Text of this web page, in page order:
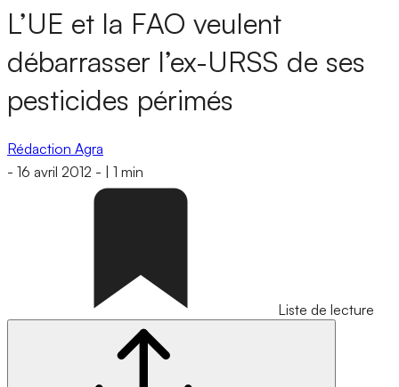
L’UE et la FAO veulent
débarrasser l’ex-URSS de ses
pesticides périmés
Rédaction Agra
- 16 avril 2012 - 1 min
Liste de lecture